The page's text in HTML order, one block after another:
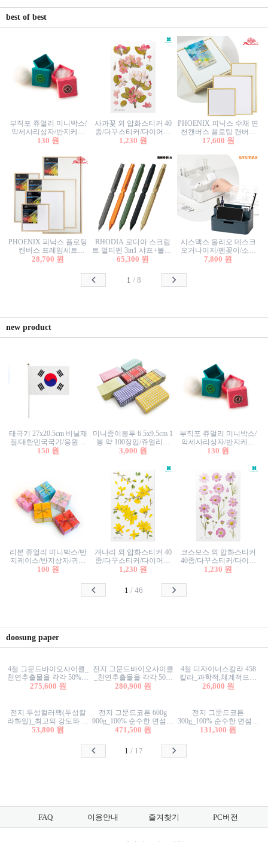
best of best
부직포 쥬얼리 미니박스/
악세사리상자/반지케이
스/반지상자/귀걸이상자/
130 원
사과꽃 외 압화스티커 40
종/다꾸스티커/다이어리
꾸미기/꽃스티커/자연물
1,230 원
PHOENIX 피닉스 수채 면
천캔버스 플로팅 캔버스
프레임세트 30x30cm/액자
17,600 원
PHOENIX 피닉스 플로팅
캔버스 프레임세트
50x50cm/액자캔버스/인테
28,700 원
RHODIA 로디아 스크립
트 멀티펜 3in1 샤프+볼펜/
무광택 알루미늄 육각배
65,300 원
시스맥스 올리오 데스크
오거나이저/펜꽂이/소품
꽂이/소품함/정리함/수납
7,800 원
1 / 8
new product
태극기 27x20.5cm 비닐재
질/대한민국국기/응원깃
발/행사깃발
150 원
미니종이봉투 6.5x9.5cm 1
봉 약 100장입/쥬얼리봉
투/증명사진봉투/악세사
3,000 원
부직포 쥬얼리 미니박스/
악세사리상자/반지케이
스/반지상자/귀걸이상자/
130 원
리본 쥬얼리 미니박스/반
지케이스/반지상자/귀걸
이상자/귀걸이박스/악세
100 원
개나리 외 압화스티커 40
종/다꾸스티커/다이어리
꾸미기/꽃스티커/자연물
1,230 원
코스모스 외 압화스티커
40종/다꾸스티커/다이어
리꾸미기/꽃스티커/자연
1,230 원
1 /46
doosung paper
4절 그문드바이오사이클_
천연추출물을 각각 50%이
상 함유한 친환경그래픽
275,600 원
전지 그문드바이오사이클
_천연추출물을 각각 50%
이상 함유한 친환경그래
280,900 원
4절 디자이너스칼라 458
칼라_과학적,체계적으로
분류된 200색을 갖춘 색지
26,800 원
전지 두성컬러팩(두성칼
라화일)_최고의 강도와 평
활성을 지닌 다양한 컬러
53,800 원
전지 그문드코튼 600g
900g_100% 순수한 면섬유
로 만든 친환경프리미엄
471,500 원
전지 그문드코튼
300g_100% 순수한 면섬유
로 만든 친환경프리미엄
131,300 원
1 / 17
FAQ 이용안내 즐겨찾기 PC버전